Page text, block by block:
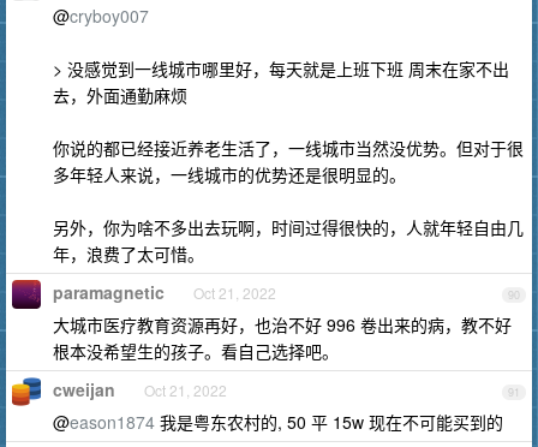
@cryboy007
> 没感觉到一线城市哪里好，每天就是上班下班 周末在家不出
去，外面通勤麻烦
你说的都已经接近养老生活了，一线城市当然没优势。但对于很
多年轻人来说，一线城市的优势还是很明显的。
另外，你为啥不多出去玩啊，时间过得很快的，人就年轻自由几
年，浪费了太可惜。
90
paramagnetic Oct 21, 2022
大城市医疗教育资源再好，也治不好 996 卷出来的病，教不好
根本没希望生的孩子。看自己选择吧。
91
cweijan Oct 21, 2022
@eason1874 我是粤东农村的, 50 平 15w 现在不可能买到的